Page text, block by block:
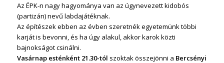
Az ÉPK-n nagy hagyománya van az úgynevezett kidobós
(partizán) nevű labdajátéknak.
Az építészek ebben az évben szeretnék egyetemünk többi
karját is bevonni, és ha úgy alakul, akkor karok közti
bajnokságot csinálni.
Vasárnap esténként 21.30-tól szoktak összejönni a Bercsényi